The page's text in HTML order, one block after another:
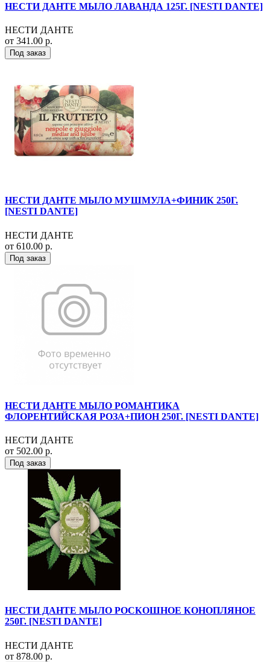
НЕСТИ ДАНТЕ МЫЛО ЛАВАНДА 125Г. [NESTI DANTE]
НЕСТИ ДАНТЕ
от 341.00 р.
Под заказ
НЕСТИ ДАНТЕ МЫЛО МУШМУЛА+ФИНИК 250Г.
[NESTI DANTE]
НЕСТИ ДАНТЕ
от 610.00 р.
Под заказ
НЕСТИ ДАНТЕ МЫЛО РОМАНТИКА
ФЛОРЕНТИЙСКАЯ РОЗА+ПИОН 250Г. [NESTI DANTE]
НЕСТИ ДАНТЕ
от 502.00 р.
Под заказ
НЕСТИ ДАНТЕ МЫЛО РОСКОШНОЕ КОНОПЛЯНОЕ
250Г. [NESTI DANTE]
НЕСТИ ДАНТЕ
от 878.00 р.